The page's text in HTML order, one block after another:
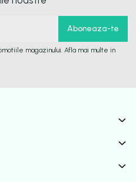
magazinului. Afla mai multe in